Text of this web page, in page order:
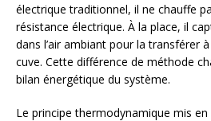
électrique traditionnel, il ne chauffe
résistance électrique. À la place, il
dans l’air ambiant pour la transférer
cuve. Cette différence de méthode
bilan énergétique du système.
Le principe thermodynamique mis